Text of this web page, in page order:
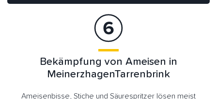
Bekämpfung von Ameisen in
MeinerzhagenTarrenbrink
Ameisenbisse, Stiche und Säurespritzer lösen meist